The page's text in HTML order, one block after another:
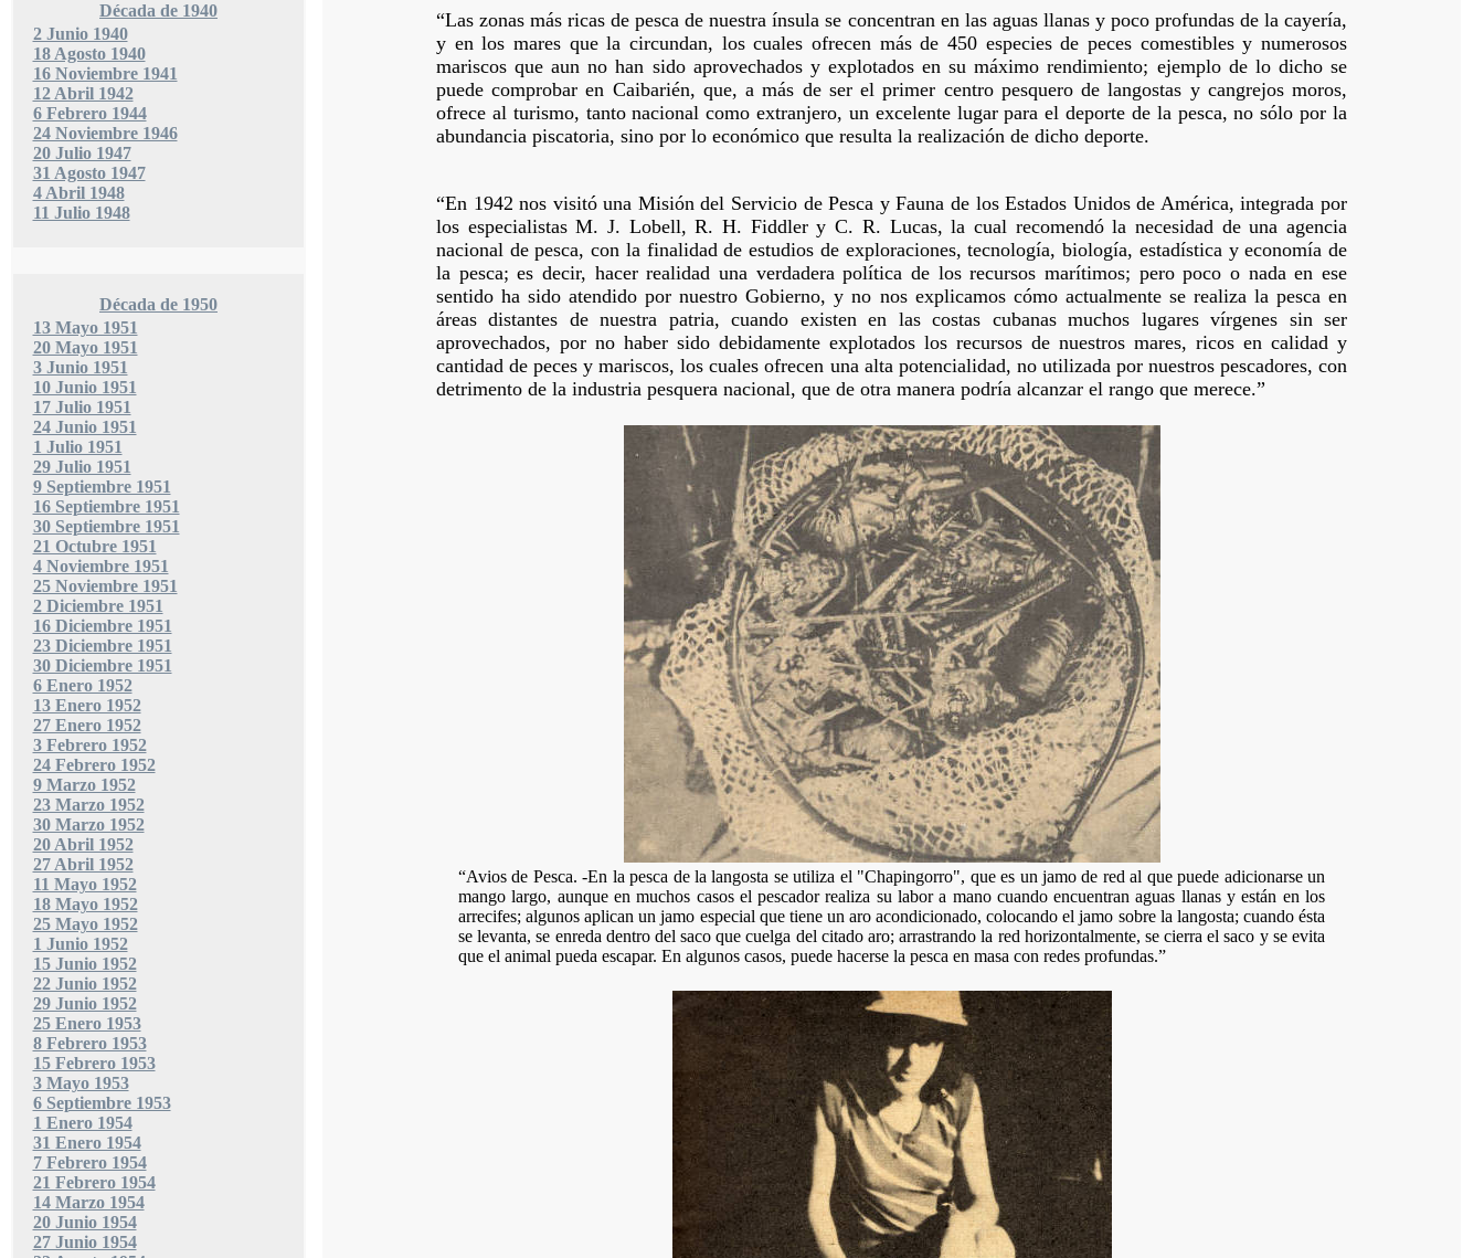
Década de 1940
2 Junio 1940
18 Agosto 1940
16 Noviembre 1941
12 Abril 1942
6 Febrero 1944
24 Noviembre 1946
20 Julio 1947
31 Agosto 1947
4 Abril 1948
11 Julio 1948
Década de 1950
13 Mayo 1951
20 Mayo 1951
3 Junio 1951
10 Junio 1951
17 Julio 1951
24 Junio 1951
1 Julio 1951
29 Julio 1951
9 Septiembre 1951
16 Septiembre 1951
30 Septiembre 1951
21 Octubre 1951
4 Noviembre 1951
25 Noviembre 1951
2 Diciembre 1951
16 Diciembre 1951
23 Diciembre 1951
30 Diciembre 1951
6 Enero 1952
13 Enero 1952
27 Enero 1952
3 Febrero 1952
24 Febrero 1952
9 Marzo 1952
23 Marzo 1952
30 Marzo 1952
20 Abril 1952
27 Abril 1952
11 Mayo 1952
18 Mayo 1952
25 Mayo 1952
1 Junio 1952
15 Junio 1952
22 Junio 1952
29 Junio 1952
25 Enero 1953
8 Febrero 1953
15 Febrero 1953
3 Mayo 1953
6 Septiembre 1953
1 Enero 1954
31 Enero 1954
7 Febrero 1954
21 Febrero 1954
14 Marzo 1954
20 Junio 1954
27 Junio 1954
“Las zonas más ricas de pesca de nuestra ínsula se concentran en las aguas llanas y poco profundas de la cayería,
y en los mares que la circundan, los cuales ofrecen más de 450 especies de peces comestibles y numerosos
mariscos que aun no han sido aprovechados y explotados en su máximo rendimiento; ejemplo de lo dicho se
puede comprobar en Caibarién, que, a más de ser el primer centro pesquero de langostas y cangrejos moros,
ofrece al turismo, tanto nacional como extranjero, un excelente lugar para el deporte de la pesca, no sólo por la
abundancia piscatoria, sino por lo económico que resulta la realización de dicho deporte.
“En 1942 nos visitó una Misión del Servicio de Pesca y Fauna de los Estados Unidos de América, integrada por
los especialistas M. J. Lobell, R. H. Fiddler y C. R. Lucas, la cual recomendó la necesidad de una agencia
nacional de pesca, con la finalidad de estudios de exploraciones, tecnología, biología, estadística y economía de
la pesca; es decir, hacer realidad una verdadera política de los recursos marítimos; pero poco o nada en ese
sentido ha sido atendido por nuestro Gobierno, y no nos explicamos cómo actualmente se realiza la pesca en
áreas distantes de nuestra patria, cuando existen en las costas cubanas muchos lugares vírgenes sin ser
aprovechados, por no haber sido debidamente explotados los recursos de nuestros mares, ricos en calidad y
cantidad de peces y mariscos, los cuales ofrecen una alta potencialidad, no utilizada por nuestros pescadores, con
detrimento de la industria pesquera nacional, que de otra manera podría alcanzar el rango que merece.”
“Avios de Pesca. -En la pesca de la langosta se utiliza el "Chapingorro", que es un jamo de red al que puede adicionarse un
mango largo, aunque en muchos casos el pescador realiza su labor a mano cuando encuentran aguas llanas y están en los
arrecifes; algunos aplican un jamo especial que tiene un aro acondicionado, colocando el jamo sobre la langosta; cuando ésta
se levanta, se enreda dentro del saco que cuelga del citado aro; arrastrando la red horizontalmente, se cierra el saco y se evita
que el animal pueda escapar. En algunos casos, puede hacerse la pesca en masa con redes profundas.”